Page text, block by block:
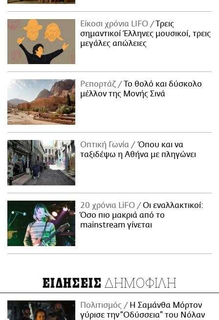
Είκοσι χρόνια LIFO
Tρεις
σημαντικοί Έλληνες μουσικοί, τρεις
μεγάλες απώλειες
Ρεπορτάζ
Το θολό και δύσκολο
μέλλον της Μονής Σινά
Οπτική Γωνία
Όπου και να
ταξιδέψω η Αθήνα με πληγώνει
20 χρόνια LiFO
Οι εναλλακτικοί:
Όσο πιο μακριά από το
mainstream γίνεται
ΕΙΔΗΣΕΙΣ ΔΗΜΟΦΙΛΗ
Πολιτισμός
Η Σαμάνθα Μόρτον
γύρισε την “Οδύσσεια” του Νόλαν